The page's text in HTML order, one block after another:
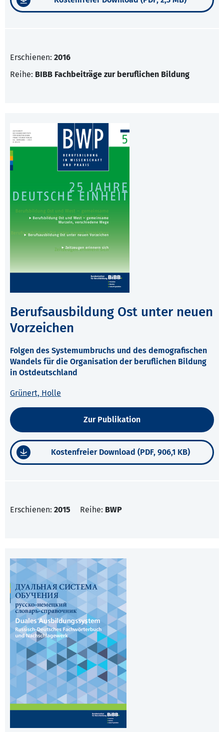
Erschienen: 2016
Reihe: BIBB Fachbeiträge zur beruflichen Bildung
Berufsausbildung Ost unter neuen
Vorzeichen
Folgen des Systemumbruchs und des demografischen
Wandels für die Organisation der beruflichen Bildung
in Ostdeutschland
Grünert, Holle
Zur Publikation
Kostenfreier Download (PDF, 906,1 KB)
Erschienen: 2015 Reihe: BWP